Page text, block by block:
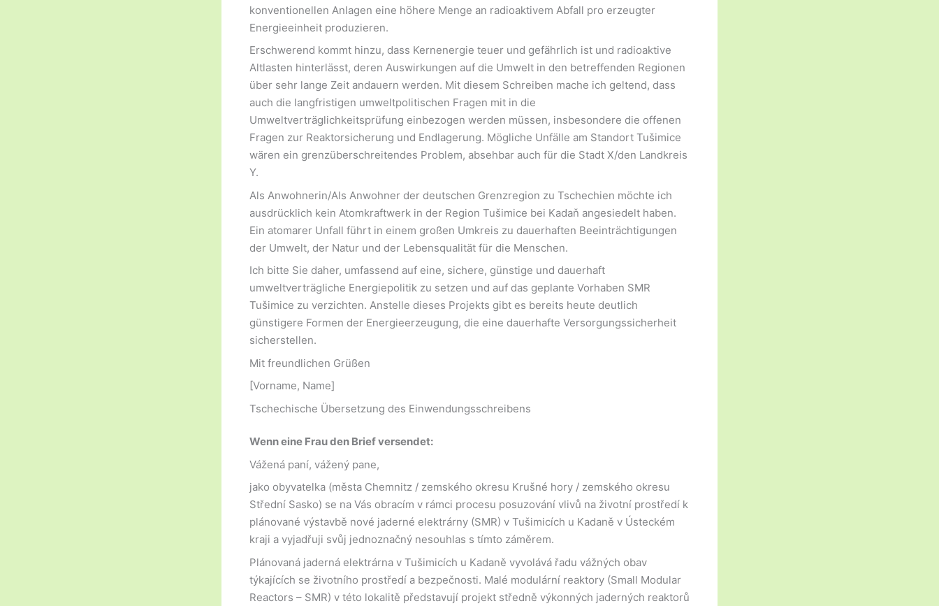
konventionellen Anlagen eine höhere Menge an radioaktivem Abfall pro erzeugter
Energieeinheit produzieren.
Erschwerend kommt hinzu, dass Kernenergie teuer und gefährlich ist und radioaktive
Altlasten hinterlässt, deren Auswirkungen auf die Umwelt in den betreffenden Regionen
über sehr lange Zeit andauern werden. Mit diesem Schreiben mache ich geltend, dass
auch die langfristigen umweltpolitischen Fragen mit in die
Umweltverträglichkeitsprüfung einbezogen werden müssen, insbesondere die offenen
Fragen zur Reaktorsicherung und Endlagerung. Mögliche Unfälle am Standort Tušimice
wären ein grenzüberschreitendes Problem, absehbar auch für die Stadt X/den Landkreis
Y.
Als Anwohnerin/Als Anwohner der deutschen Grenzregion zu Tschechien möchte ich
ausdrücklich kein Atomkraftwerk in der Region Tušimice bei Kadaň angesiedelt haben.
Ein atomarer Unfall führt in einem großen Umkreis zu dauerhaften Beeinträchtigungen
der Umwelt, der Natur und der Lebensqualität für die Menschen.
Ich bitte Sie daher, umfassend auf eine, sichere, günstige und dauerhaft
umweltverträgliche Energiepolitik zu setzen und auf das geplante Vorhaben SMR
Tušimice zu verzichten. Anstelle dieses Projekts gibt es bereits heute deutlich
günstigere Formen der Energieerzeugung, die eine dauerhafte Versorgungssicherheit
sicherstellen.
Mit freundlichen Grüßen
[Vorname, Name]
Tschechische Übersetzung des Einwendungsschreibens
Wenn eine Frau den Brief versendet:
Vážená paní, vážený pane,
jako obyvatelka (města Chemnitz / zemského okresu Krušné hory / zemského okresu
Střední Sasko) se na Vás obracím v rámci procesu posuzování vlivů na životní prostředí k
plánované výstavbě nové jaderné elektrárny (SMR) v Tušimicích u Kadaně v Ústeckém
kraji a vyjadřuji svůj jednoznačný nesouhlas s tímto záměrem.
Plánovaná jaderná elektrárna v Tušimicích u Kadaně vyvolává řadu vážných obav
týkajících se životního prostředí a bezpečnosti. Malé modulární reaktory (Small Modular
Reactors – SMR) v této lokalitě představují projekt středně výkonných jaderných reaktorů